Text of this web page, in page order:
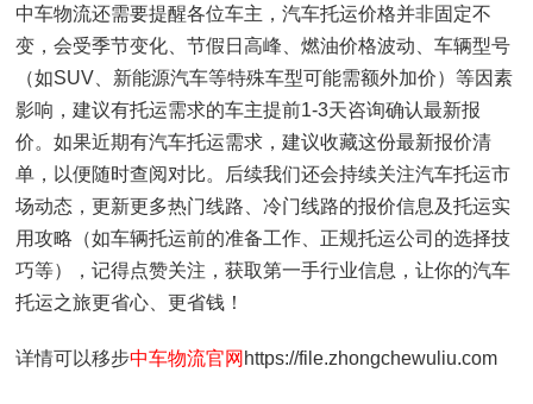
中车物流还需要提醒各位车主，汽车托运价格并非固定不
变，会受季节变化、节假日高峰、燃油价格波动、车辆型号
（如SUV、新能源汽车等特殊车型可能需额外加价）等因素
影响，建议有托运需求的车主提前1-3天咨询确认最新报
价。如果近期有汽车托运需求，建议收藏这份最新报价清
单，以便随时查阅对比。后续我们还会持续关注汽车托运市
场动态，更新更多热门线路、冷门线路的报价信息及托运实
用攻略（如车辆托运前的准备工作、正规托运公司的选择技
巧等），记得点赞关注，获取第一手行业信息，让你的汽车
托运之旅更省心、更省钱！
详情可以移步中车物流官网 https://file.zhongchewuliu.com